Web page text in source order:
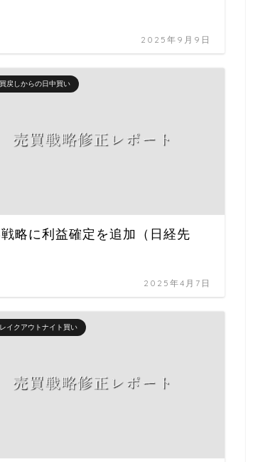
2025年9月9日
戻しからの日中買い
略に利益確定を追加（日経先
2025年4月7日
イクアウトナイト買い